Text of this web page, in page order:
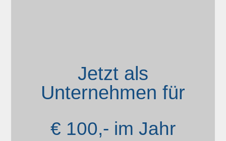
Jetzt als
Unternehmen für
€ 100,- im Jahr